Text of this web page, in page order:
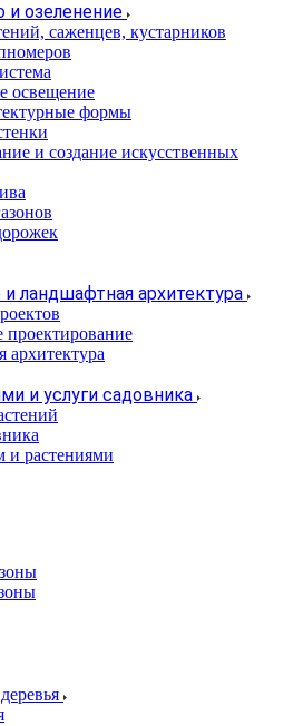
и озеленение
саженцев, кустарников
освещение
формы
и создание искусственных
ландшафтная архитектура
проектирование
и услуги садовника
и растениями